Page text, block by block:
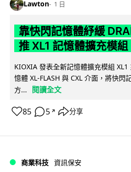
Lawton 1 日
靠快閃記憶體紓緩
推 XL1 記憶體擴充模組
KIOXIA 發表全新記憶體擴充模組
憶體 XL-FLASH 與 CXL 介面，將快閃
方...
閱讀全文
85 5 ↗ 分享
商業科技 資訊保安